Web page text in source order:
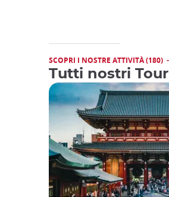
SCOPRI I NOSTRE ATTIVITÀ (180)
Tutti nostri Tour